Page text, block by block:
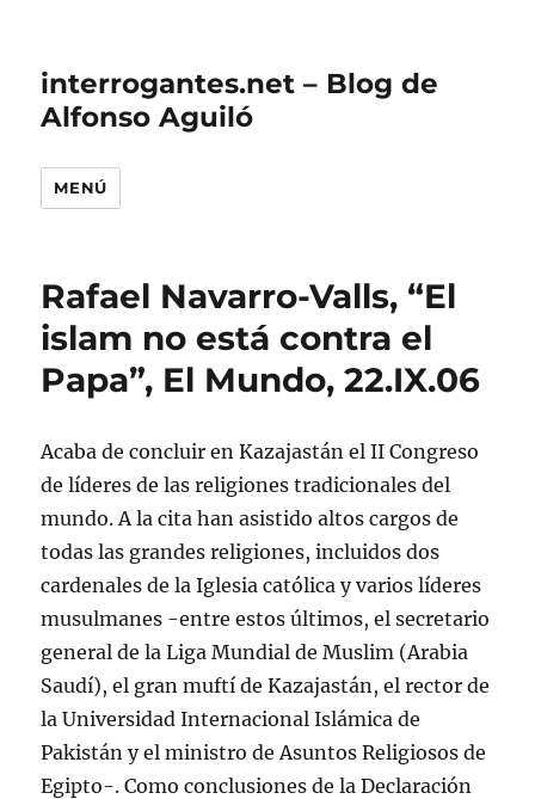
interrogantes.net – Blog de
Alfonso Aguiló
MENÚ
Rafael Navarro-Valls, “El
islam no está contra el
Papa”, El Mundo, 22.IX.06
Acaba de concluir en Kazajastán el II Congreso
de líderes de las religiones tradicionales del
mundo. A la cita han asistido altos cargos de
todas las grandes religiones, incluidos dos
cardenales de la Iglesia católica y varios líderes
musulmanes -entre estos últimos, el secretario
general de la Liga Mundial de Muslim (Arabia
Saudí), el gran muftí de Kazajastán, el rector de
la Universidad Internacional Islámica de
Pakistán y el ministro de Asuntos Religiosos de
Egipto-. Como conclusiones de la Declaración